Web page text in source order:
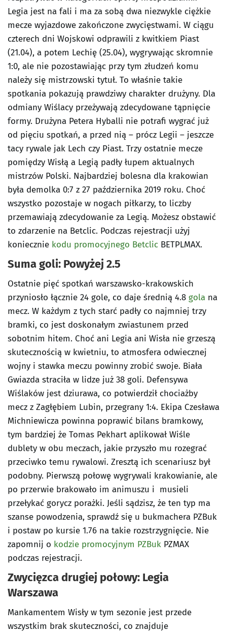
Legia jest na fali i ma za sobą dwa niezwykle ciężkie
mecze wyjazdowe zakończone zwycięstwami. W ciągu
czterech dni Wojskowi odprawili z kwitkiem Piast
(21.04), a potem Lechię (25.04), wygrywając skromnie
1:0, ale nie pozostawiając przy tym złudzeń komu
należy się mistrzowski tytuł. To właśnie takie
spotkania pokazują prawdziwy charakter drużyny. Dla
odmiany Wiślacy przeżywają zdecydowane tąpnięcie
formy. Drużyna Petera Hyballi nie potrafi wygrać już
od pięciu spotkań, a przed nią – prócz Legii – jeszcze
tacy rywale jak Lech czy Piast. Trzy ostatnie mecze
pomiędzy Wisłą a Legią padły łupem aktualnych
mistrzów Polski. Najbardziej bolesna dla krakowian
była demolka 0:7 z 27 października 2019 roku. Choć
wszystko pozostaje w nogach piłkarzy, to liczby
przemawiają zdecydowanie za Legią. Możesz obstawić
to zdarzenie na Betclic. Podczas rejestracji użyj
koniecznie kodu promocyjnego Betclic BETPLMAX.
Suma goli: Powyżej 2.5
Ostatnie pięć spotkań warszawsko-krakowskich
przyniosło łącznie 24 gole, co daje średnią 4.8 gola na
mecz. W każdym z tych starć padły co najmniej trzy
bramki, co jest doskonałym zwiastunem przed
sobotnim hitem. Choć ani Legia ani Wisła nie grzeszą
skutecznością w kwietniu, to atmosfera odwiecznej
wojny i stawka meczu powinny zrobić swoje. Biała
Gwiazda straciła w lidze już 38 goli. Defensywa
Wiślaków jest dziurawa, co potwierdził chociażby
mecz z Zagłębiem Lubin, przegrany 1:4. Ekipa Czesława
Michniewicza powinna poprawić bilans bramkowy,
tym bardziej że Tomas Pekhart aplikował Wiśle
dublety w obu meczach, jakie przyszło mu rozegrać
przeciwko temu rywalowi. Zresztą ich scenariusz był
podobny. Pierwszą połowę wygrywali krakowianie, ale
po przerwie brakowało im animuszu i musieli
przełykać gorycz porażki. Jeśli sądzisz, że ten typ ma
szanse powodzenia, sprawdź się u bukmachera PZBuk
i postaw po kursie 1.76 na takie rozstrzygnięcie. Nie
zapomnij o kodzie promocyjnym PZBuk PZMAX
podczas rejestracji.
Zwycięzca drugiej połowy: Legia
Warszawa
Mankamentem Wisły w tym sezonie jest przede
wszystkim brak skuteczności, co znajduje